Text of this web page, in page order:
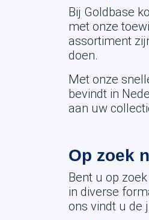
Bij Goldbase
met onze
assortiment
doen.
Met onze
bevindt in
aan uw
Op zoek
Bent u op
in diverse
ons vindt u de